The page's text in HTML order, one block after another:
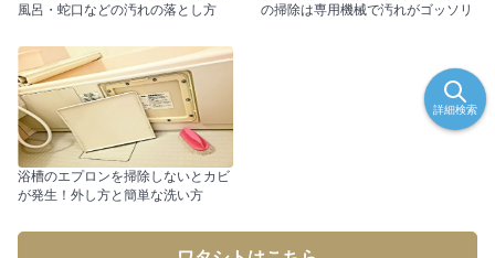
風呂・蛇口などの汚れの落とし方
の掃除は専用機械で汚れがゴッソリ
浴槽のエプロンを掃除しないとカビ
が発生！外し方と簡単な洗い方
詳細検索